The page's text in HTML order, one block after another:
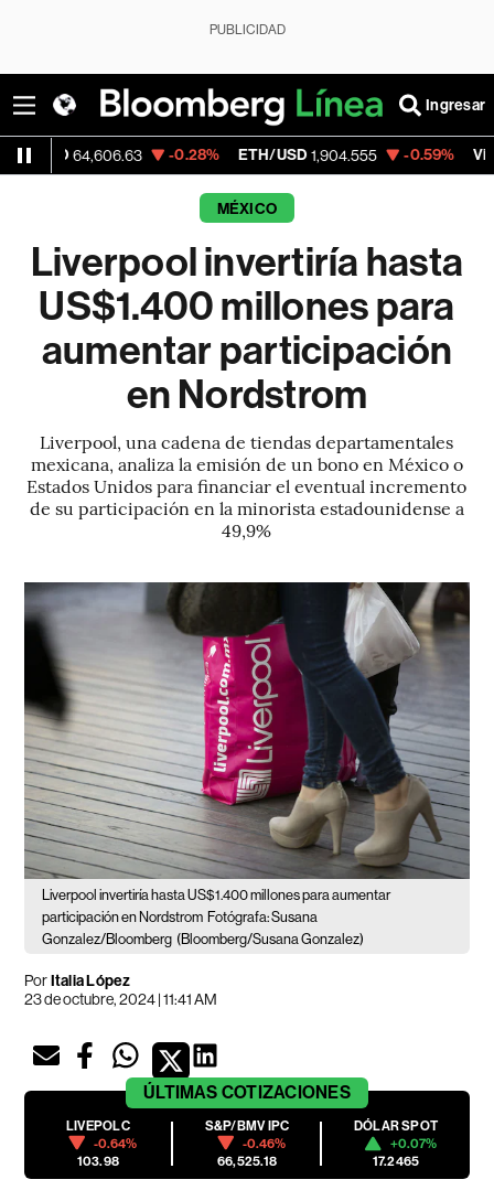
PUBLICIDAD
Ingresar
64,606.63 -0.28% ETH/USD 1,904.555 -0.59% Visa 368.54
MÉXICO
Liverpool invertiría hasta
US$1.400 millones para
aumentar participación
en Nordstrom
Liverpool, una cadena de tiendas departamentales
mexicana, analiza la emisión de un bono en México o
Estados Unidos para financiar el eventual incremento
de su participación en la minorista estadounidense a
49,9%
Liverpool invertiría hasta US$1.400 millones para aumentar
participación en Nordstrom Fotógrafa: Susana
Gonzalez/Bloomberg (Bloomberg/Susana Gonzalez)
PorItalia López
23 de octubre, 2024 | 11:41 AM
ÚLTIMAS COTIZACIONES
LIVEPOLC
-0.64%
103.98
S&P/BMV IPC
-0.46%
66,525.18
DÓLAR SPOT
+0.07%
17.2465